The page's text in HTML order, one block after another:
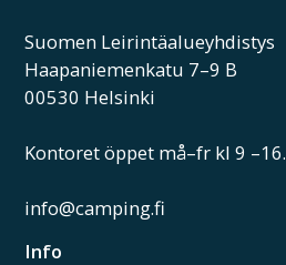
Suomen Leirintäalueyhdistys
Haapaniemenkatu 7–9 B
00530 Helsinki
Kontoret öppet må–fr kl 9 –16.
info@camping.fi
Info